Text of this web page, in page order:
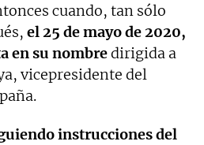
cuando, tan sólo
el 25 de mayo de 2020,
en su nombredirigida a
vicepresidente del
instrucciones del